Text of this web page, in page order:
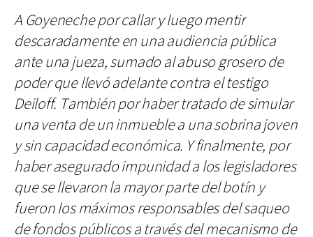
A Goyeneche por callar y luego mentir
descaradamente en una audiencia pública
ante una jueza, sumado al abuso grosero de
poder que llevó adelante contra el testigo
Deiloff. También por haber tratado de simular
una venta de un inmueble a una sobrina joven
y sin capacidad económica. Y finalmente, por
haber asegurado impunidad a los legisladores
que se llevaron la mayor parte del botín y
fueron los máximos responsables del saqueo
de fondos públicos a través del mecanismo de